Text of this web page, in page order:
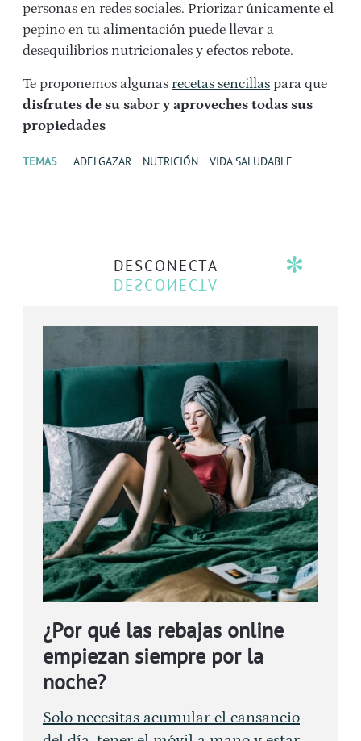
personas en redes sociales. Priorizar únicamente el
pepino en tu alimentación puede llevar a
desequilibrios nutricionales y efectos rebote.
Te proponemos algunas recetas sencillas para que
disfrutes de su sabor y aproveches todas sus
propiedades
TEMAS ADELGAZAR NUTRICIÓN VIDA SALUDABLE
DESCONECTA
¿Por qué las rebajas online
empiezan siempre por la
noche?
Solo necesitas acumular el cansancio